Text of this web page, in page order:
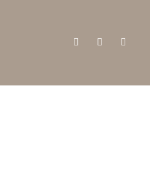
FacebookInstagram